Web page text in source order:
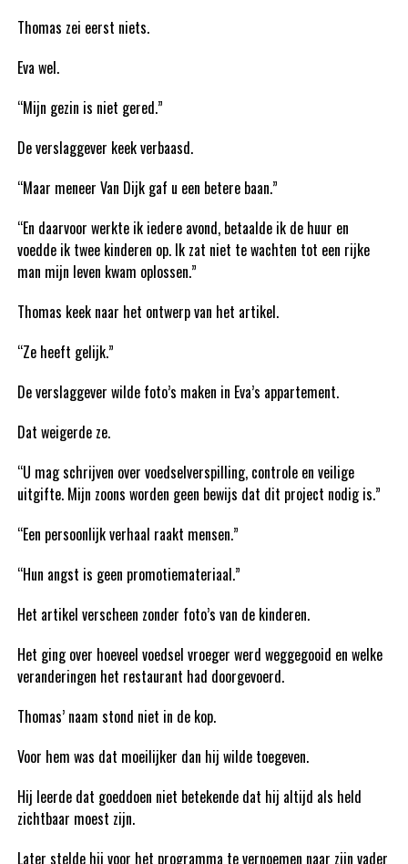
Thomas zei eerst niets.
Eva wel.
“Mijn gezin is niet gered.”
De verslaggever keek verbaasd.
“Maar meneer Van Dijk gaf u een betere baan.”
“En daarvoor werkte ik iedere avond, betaalde ik de huur en
voedde ik twee kinderen op. Ik zat niet te wachten tot een rijke
man mijn leven kwam oplossen.”
Thomas keek naar het ontwerp van het artikel.
“Ze heeft gelijk.”
De verslaggever wilde foto’s maken in Eva’s appartement.
Dat weigerde ze.
“U mag schrijven over voedselverspilling, controle en veilige
uitgifte. Mijn zoons worden geen bewijs dat dit project nodig is.”
“Een persoonlijk verhaal raakt mensen.”
“Hun angst is geen promotiemateriaal.”
Het artikel verscheen zonder foto’s van de kinderen.
Het ging over hoeveel voedsel vroeger werd weggegooid en welke
veranderingen het restaurant had doorgevoerd.
Thomas’ naam stond niet in de kop.
Voor hem was dat moeilijker dan hij wilde toegeven.
Hij leerde dat goeddoen niet betekende dat hij altijd als held
zichtbaar moest zijn.
Later stelde hij voor het programma te vernoemen naar zijn vader